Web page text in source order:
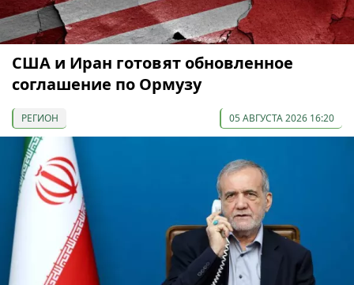
США и Иран готовят обновленное
соглашение по Ормузу
РЕГИОН 05 АВГУСТА 2026 16:20